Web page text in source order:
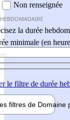
Non renseignée
la durée
minimale (en
le filtre de durée
filtres de Domaine